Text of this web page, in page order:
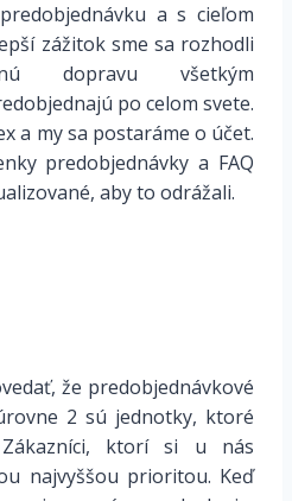
a s cieľom
zážitok sme sa rozhodli
dopravu všetkým
po celom svete.
a my sa postaráme o účet.
predobjednávky a FAQ
aby to odrážali.
že predobjednávkové
2 sú jednotky, ktoré
ktorí si u nás
najvyššou prioritou. Keď